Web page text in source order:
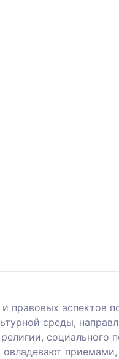
правовых аспектов
среды,
социального